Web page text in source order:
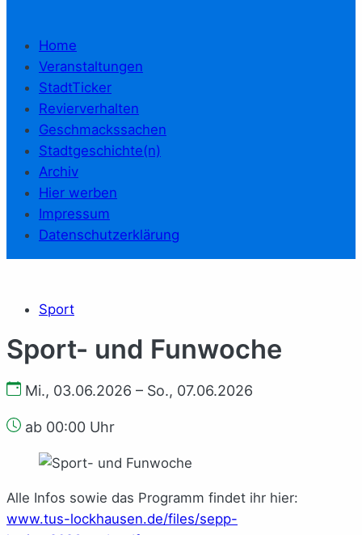
Home
Veranstaltungen
StadtTicker
Revierverhalten
Geschmackssachen
Stadtgeschichte(n)
Archiv
Hier werben
Impressum
Datenschutzerklärung
Sport
Sport- und Funwoche
Mi., 03.06.2026 – So., 07.06.2026
ab 00:00 Uhr
Alle Infos sowie das Programm findet ihr hier:
www.tus-lockhausen.de/files/sepp-